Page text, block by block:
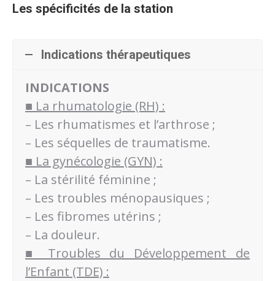
Les spécificités de la station
Indications thérapeutiques
INDICATIONS
■ La rhumatologie (RH) :
– Les rhumatismes et l’arthrose ;
– Les séquelles de traumatisme.
■ La gynécologie (GYN) :
– La stérilité féminine ;
– Les troubles ménopausiques ;
– Les fibromes utérins ;
– La douleur.
■ Troubles du Développement de
l’Enfant (TDE) :